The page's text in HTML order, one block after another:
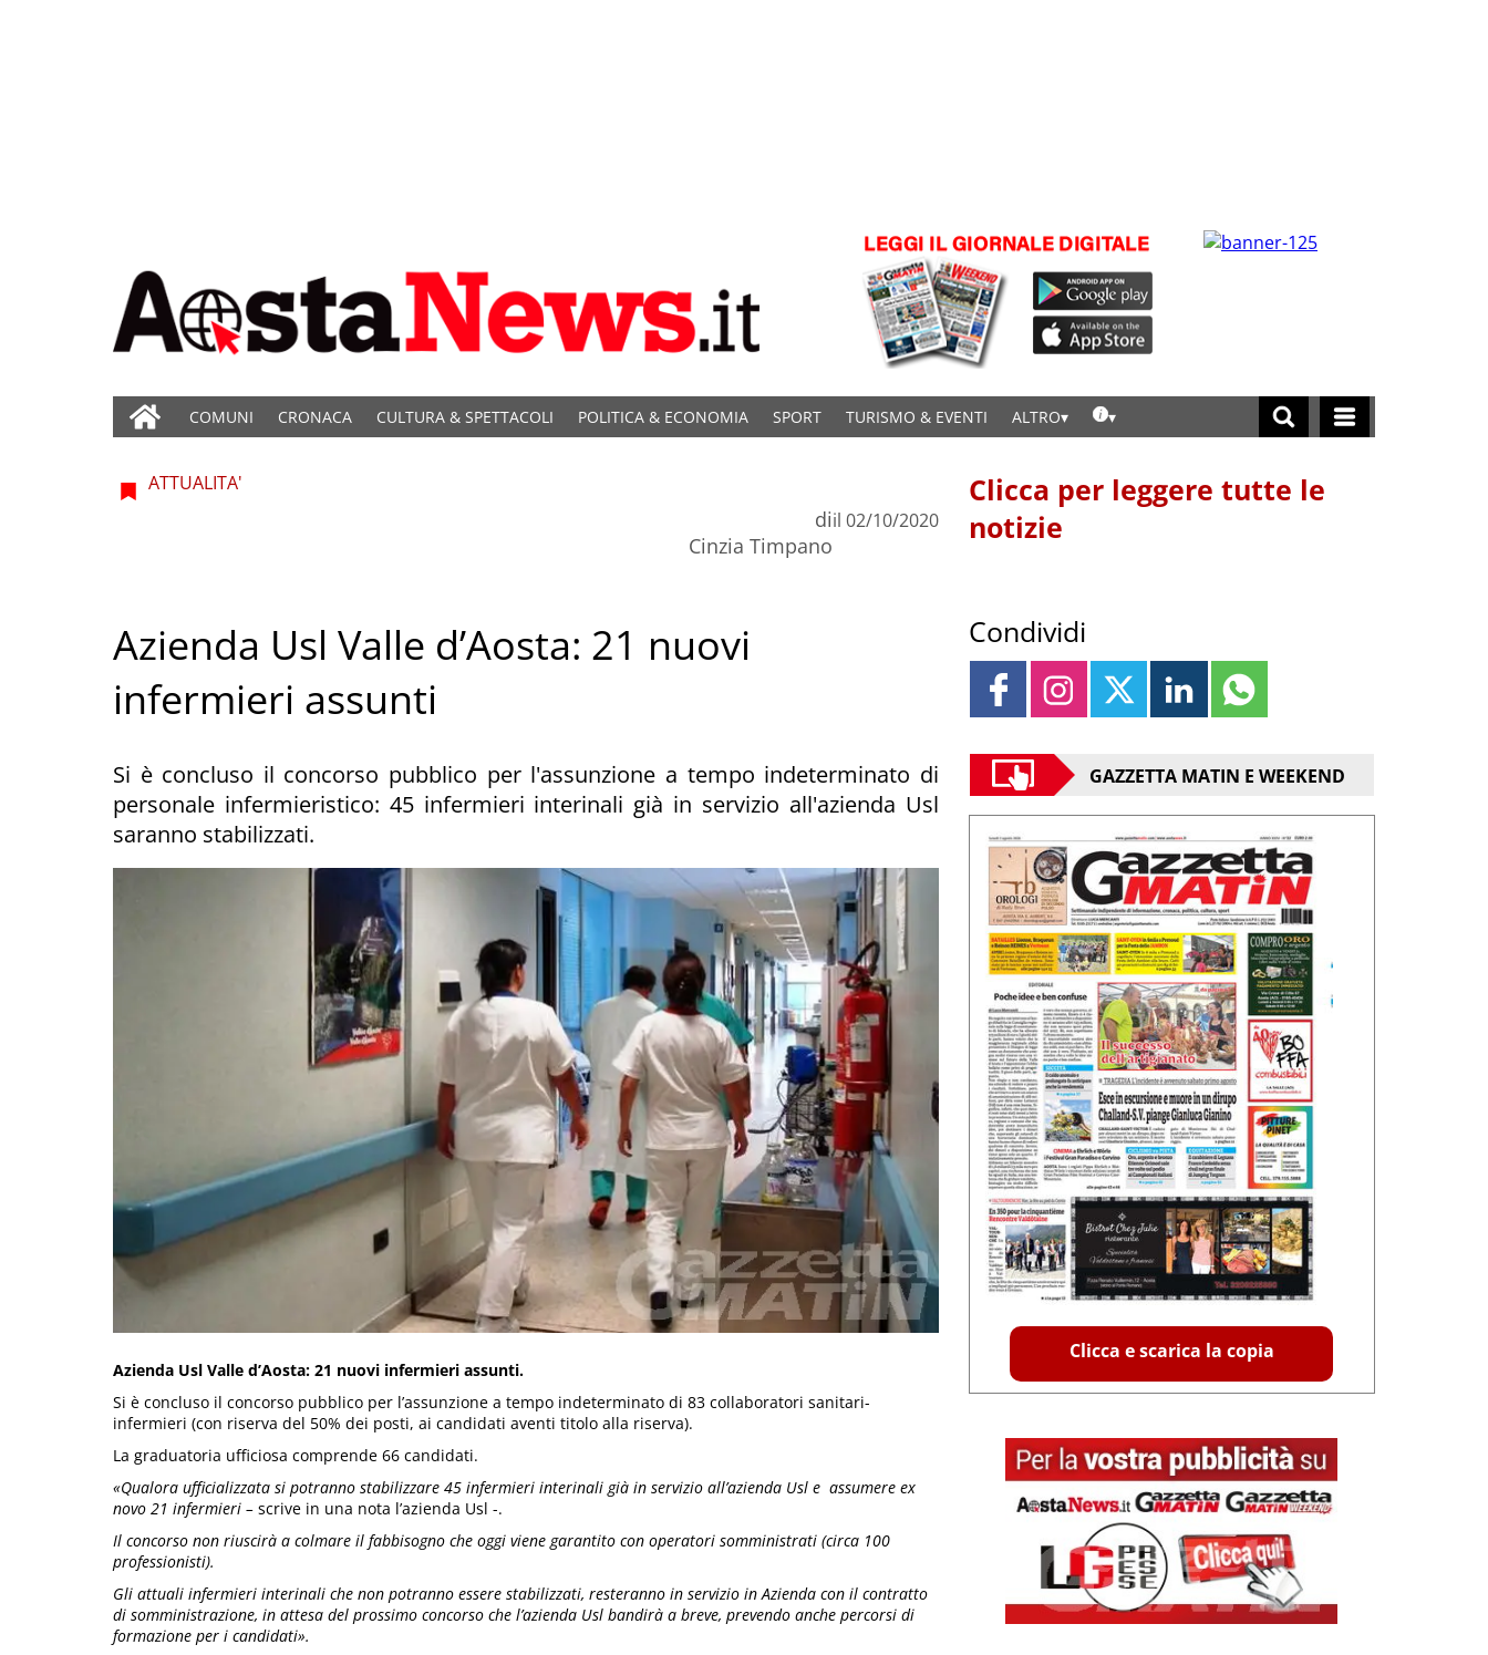
COMUNI CRONACA CULTURA & SPETTACOLI POLITICA & ECONOMIA SPORT TURISMO & EVENTI ALTRO
ATTUALITA'
di
Cinzia Timpano
il 02/10/2020
Azienda Usl Valle d’Aosta: 21 nuovi
infermieri assunti
Si è concluso il concorso pubblico per l'assunzione a tempo indeterminato di
personale infermieristico: 45 infermieri interinali già in servizio all'azienda Usl
saranno stabilizzati.
Azienda Usl Valle d’Aosta: 21 nuovi infermieri assunti.
Si è concluso il concorso pubblico per l’assunzione a tempo indeterminato di 83 collaboratori sanitari-
infermieri (con riserva del 50% dei posti, ai candidati aventi titolo alla riserva).
La graduatoria ufficiosa comprende 66 candidati.
«Qualora ufficializzata si potranno stabilizzare 45 infermieri interinali già in servizio all’azienda Usl e assumere ex
novo 21 infermieri – scrive in una nota l’azienda Usl -.
Il concorso non riuscirà a colmare il fabbisogno che oggi viene garantito con operatori somministrati (circa 100
professionisti).
Gli attuali infermieri interinali che non potranno essere stabilizzati, resteranno in servizio in Azienda con il contratto
di somministrazione, in attesa del prossimo concorso che l’azienda Usl bandirà a breve, prevendo anche percorsi di
formazione per i candidati».
Clicca per leggere tutte le
notizie
Condividi
GAZZETTA MATIN E WEEKEND
Clicca e scarica la copia